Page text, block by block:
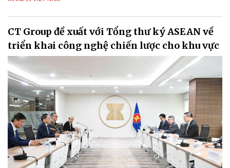
CT Group đề xuất với Tổng thư ký ASEAN về
triển khai công nghệ chiến lược cho khu vực